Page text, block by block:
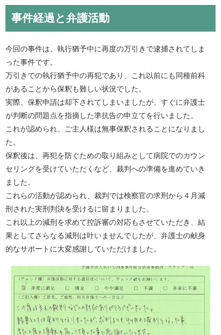
事件経過と弁護活動
今回の事件は、執行猶予中に再度の万引きで逮捕されてしま
った事件です。
万引きでの執行猶予中の再犯であり、これ以前にも同種前科
があることから保釈も難しい状況でした。
実際、保釈申請は却下されてしまいましたが、すぐに弁護士
が判断の問題点を指摘した準抗告の申立てを行いました。
これが認められ、ご主人様は無事保釈されることになりまし
た。
保釈後は、再犯を防ぐための取り組みとして病院でのカウン
セリングを受けていただくなど、裁判への準備を進めていき
ました。
これらの活動が認められ、裁判では検察官の求刑から４月減
刑された実刑判決を受けるに留まりました。
これ以上の減刑を求めて控訴審の対応もさせていただき、結
果としてさらなる減刑は叶いませんでしたが、弁護士の献身
的なサポートに大変感謝していただけました。